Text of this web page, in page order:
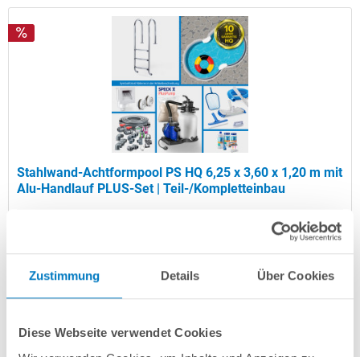
Zustimmung Details Über Cookies
Diese Webseite verwendet Cookies
Stahlwand-Achtformpool PS HQ 6,25 x 3,60 x 1,20 m mit
Alu-Handlauf PLUS-Set | Teil-/Kompletteinbau
UVP:4.099,00 € *
Versandkostenfreie Lieferung!